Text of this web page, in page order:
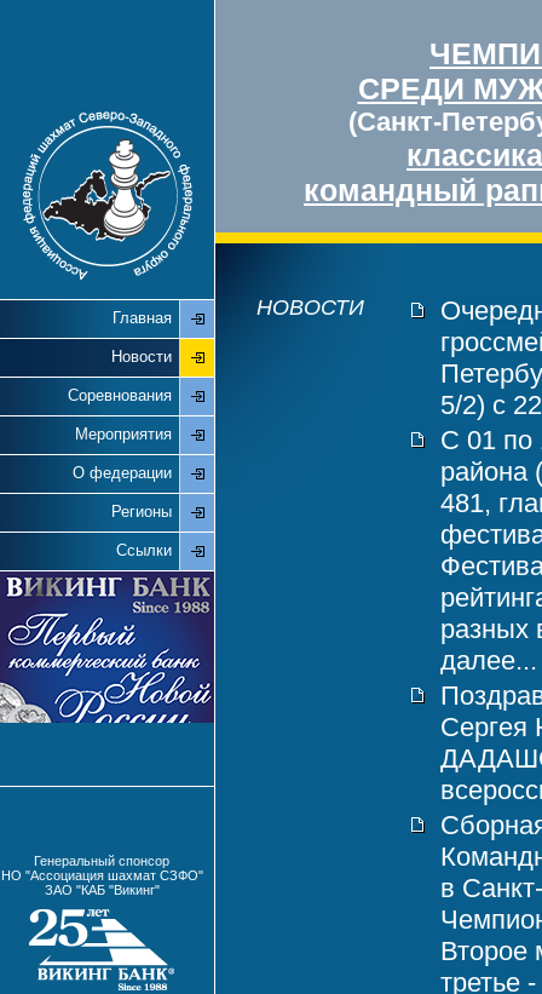
СРЕДИ
(Санкт-
классика
командный
Главная
Новости
Соревнования
Мероприятия
О федерации
Регионы
Ссылки
Генеральный спонсор
НО "Ассоциация шахмат СЗФО"
ЗАО "КАБ "Викинг"
НОВОСТИ
5/2) с
С 01 по
района
481,
разных
далее...
в
Второе
третье